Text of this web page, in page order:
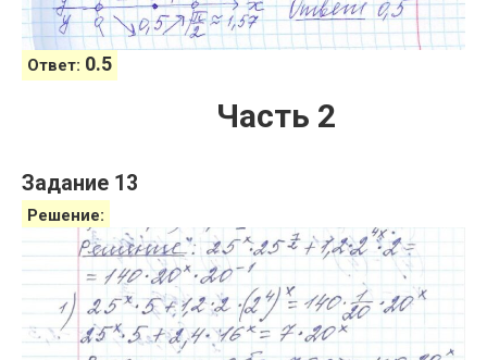
Ответ: 0.5
Часть 2
Задание 13
Решение: